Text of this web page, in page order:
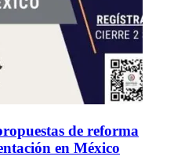
de reforma
en México